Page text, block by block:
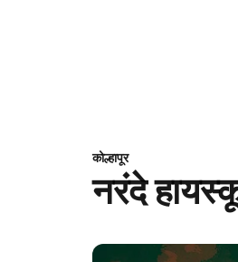
कोल्हापूर
नरंदे